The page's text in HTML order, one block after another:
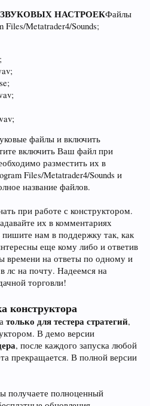
НАСТРОЕКФайлы
Files/Metatrader4/Sounds;
файлы и включить
включить Ваш файл при
разместить их в
Files/Metatrader4/Sounds и
название файлов.
при работе с конструктором.
их в комментариях
нам в поддержку так, как
еще кому либо и ответив
времени на ответы по одному и
лс на почту. Надеемся на
торговли!
конструктора
только для тестера стратегий,
В демо версии
, после каждого запуска любой
прекращается. В полной версии
получаете полноценный